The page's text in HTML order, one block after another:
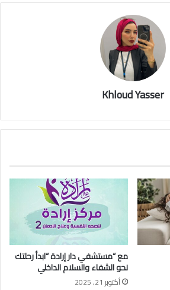
Khloud Yasser
مع “مستشفي دار إرادة “ابدأ رحلتك
نحو الشفاء والسلام الداخلي
أكتوبر 21, 2025